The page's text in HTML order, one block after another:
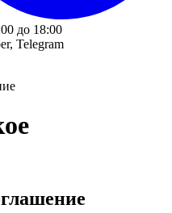
до 18:00
Telegram